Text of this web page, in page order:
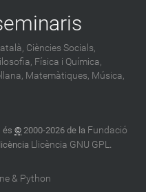
Ciències Socials,
Física i Química,
Matemàtiques, Música,
és © 2000-2026 de la Fundació
Llicència GNU GPL.
& Python